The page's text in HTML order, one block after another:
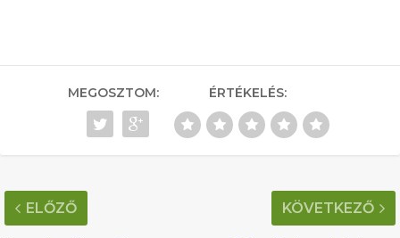
MEGOSZTOM: ÉRTÉKELÉS:
ELŐZŐ KÖVETKEZŐ